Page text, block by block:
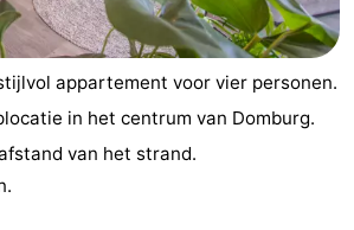
appartement voor vier personen.
in het centrum van Domburg.
van het strand.